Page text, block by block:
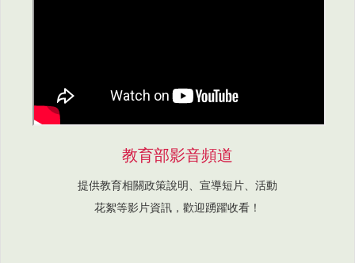
教育部影音頻道
提供教育相關政策說明、宣導短片、活動
花絮等影片資訊，歡迎踴躍收看！